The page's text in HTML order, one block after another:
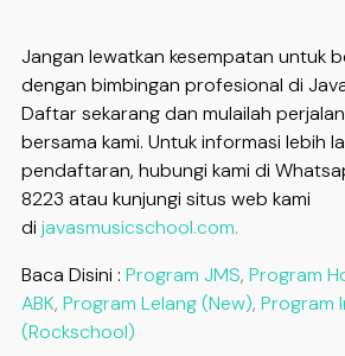
Jangan lewatkan kesempatan untuk
dengan bimbingan profesional di
Daftar sekarang dan mulailah
bersama kami. Untuk informasi lebih
pendaftaran, hubungi kami di
8223 atau kunjungi situs web kami
di javasmusicschool.com.
Baca Disini : Program JMS, Program
ABK, Program Lelang (New), Program
(Rockschool)